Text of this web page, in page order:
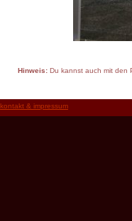
Hinweis:Du kannst auch mit den
kontakt & impressum